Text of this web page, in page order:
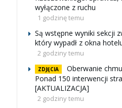
wyłączone z ruchu
1 godzinę temu
Są wstępne wyniki sekcji
który wypadł z okna
2 godziny temu
ZDJĘCIA
Oberwanie
Ponad 150 interwencji
[AKTUALIZACJA]
2 godziny temu